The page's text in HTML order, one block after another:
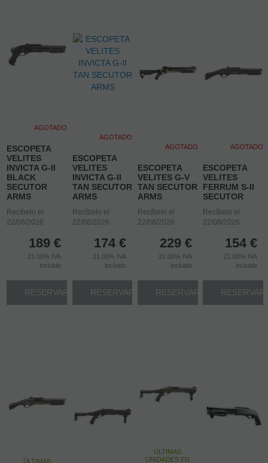
AGOTADO
ESCOPETA
VELITES
INVICTA G-II
BLACK
SECUTOR
ARMS
Recíbelo el
22/08/2026
189 €
21.00% IVA
incluido
RESERVAR
AGOTADO
ESCOPETA
VELITES
INVICTA G-II
TAN SECUTOR
ARMS
Recíbelo el
22/08/2026
174 €
21.00% IVA
incluido
RESERVAR
AGOTADO
ESCOPETA
VELITES G-V
TAN SECUTOR
ARMS
Recíbelo el
22/08/2026
229 €
21.00% IVA
incluido
RESERVAR
AGOTADO
ESCOPETA
VELITES
FERRUM S-II
SECUTOR
Recíbelo el
22/08/2026
154 €
21.00% IVA
incluido
RESERVAR
ÚLTIMAS
ÚLTIMAS
UNIDADES EN